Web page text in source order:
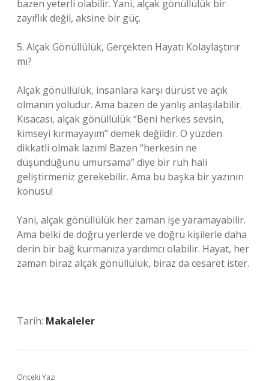
bazen yeterli olabilir. Yani, alçak gönüllülük bir
zayıflık değil, aksine bir güç.
5. Alçak Gönüllülük, Gerçekten Hayatı Kolaylaştırır
mı?
Alçak gönüllülük, insanlara karşı dürüst ve açık
olmanın yoludur. Ama bazen de yanlış anlaşılabilir.
Kısacası, alçak gönüllülük “Beni herkes sevsin,
kimseyi kırmayayım” demek değildir. O yüzden
dikkatli olmak lazım! Bazen “herkesin ne
düşündüğünü umursama” diye bir ruh hali
geliştirmeniz gerekebilir. Ama bu başka bir yazının
konusu!
Yani, alçak gönüllülük her zaman işe yaramayabilir.
Ama belki de doğru yerlerde ve doğru kişilerle daha
derin bir bağ kurmanıza yardımcı olabilir. Hayat, her
zaman biraz alçak gönüllülük, biraz da cesaret ister.
Tarih: Makaleler
Önceki Yazı